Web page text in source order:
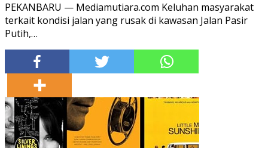
PEKANBARU — Mediamutiara.com Keluhan masyarakat
terkait kondisi jalan yang rusak di kawasan Jalan Pasir
Putih,…